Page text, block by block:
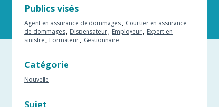
Publics visés
Agent en assurance de dommages
Courtier en assurance
de dommages
Dispensateur Employeur
Expert en
sinistre
Formateur Gestionnaire
Catégorie
Nouvelle
Sujet